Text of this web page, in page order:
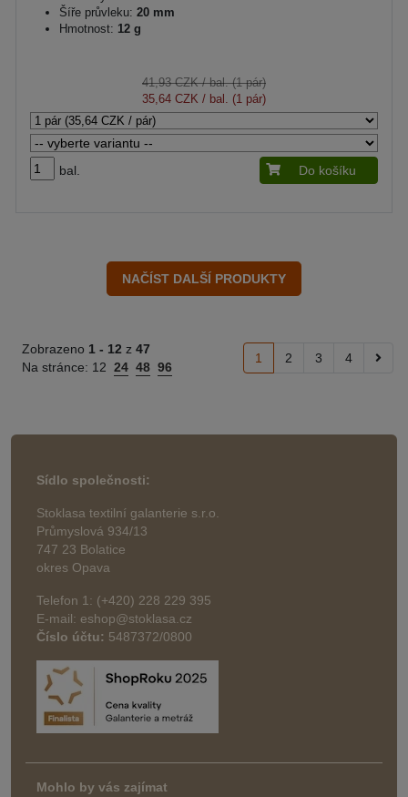
Šíře průvleku: 20 mm
Hmotnost: 12 g
41,93 CZK/ bal. (1 pár)
35,64 CZK / bal. (1 pár)
bal. Do košíku
Zobrazeno 1 - 12 z 47
Na stránce: 12 24 48 96
1 2 3 4
Sídlo společnosti:
Stoklasa textilní galanterie s.r.o.
Průmyslová 934/13
747 23 Bolatice
okres Opava
Telefon 1: (+420) 228 229 395
E-mail: eshop@stoklasa.cz
Číslo účtu: 5487372/0800
Mohlo by vás zajímat